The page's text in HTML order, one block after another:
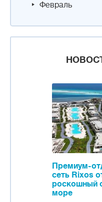
Февраль
Премиум-
сеть Rixos
роскошный
море